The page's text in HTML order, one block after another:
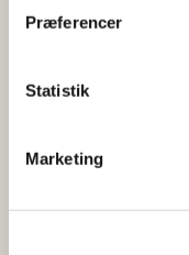
Præferencer
Statistik
Marketing
linser, tørrede ærter)
Solsikkefrø